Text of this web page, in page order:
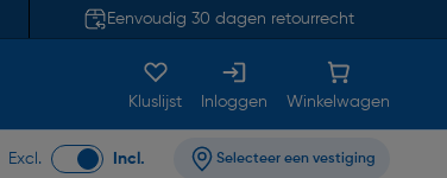
Eenvoudig 30 dagen retourrecht
Kluslijst Inloggen Winkelwagen
Excl. Incl. Selecteer een vestiging